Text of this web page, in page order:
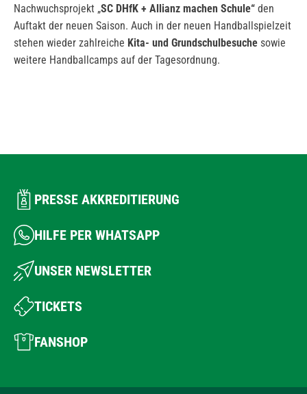
Nachwuchsprojekt „SC DHfK + Allianz machen Schule“ den
Auftakt der neuen Saison. Auch in der neuen Handballspielzeit
stehen wieder zahlreiche Kita- und Grundschulbesuche sowie
weitere Handballcamps auf der Tagesordnung.
PRESSE AKKREDITIERUNG
HILFE PER WHATSAPP
UNSER NEWSLETTER
TICKETS
FANSHOP